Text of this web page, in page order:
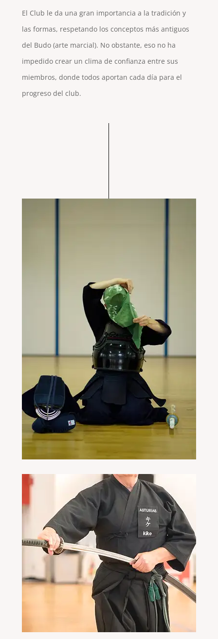
El Club le da una gran importancia a la tradición y
las formas, respetando los conceptos más antiguos
del Budo (arte marcial). No obstante, eso no ha
impedido crear un clima de confianza entre sus
miembros, donde todos aportan cada día para el
progreso del club.